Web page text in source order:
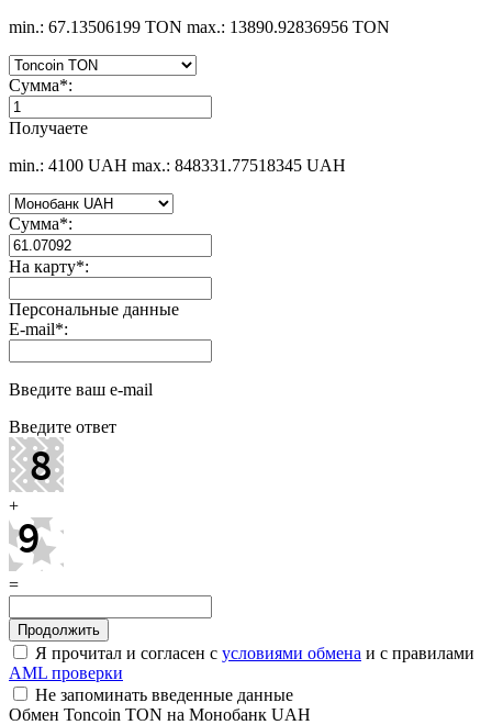
min.: 67.13506199 TON max.: 13890.92836956 TON
Сумма*:
Получаете
min.: 4100 UAH max.: 848331.77518345 UAH
Сумма*:
На карту*:
Персональные данные
E-mail*:
Введите ваш e-mail
Введите ответ
+
=
Я прочитал и согласен с условиями обмена и с правилами
AML проверки
Не запоминать введенные данные
Обмен Toncoin TON на Монобанк UAH